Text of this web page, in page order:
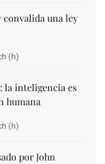
convalida una ley
(h)
la inteligencia es
humana
(h)
por John